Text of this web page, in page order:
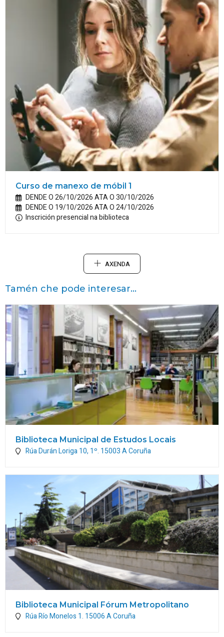
Curso de manexo de móbil 1
DENDE O 26/10/2026 ATA O 30/10/2026
DENDE O 19/10/2026 ATA O 24/10/2026
Inscrición presencial na biblioteca
AXENDA
Tamén che pode interesar...
Biblioteca Municipal de Estudos Locais
Rúa Durán Loriga 10, 1º. 15003A Coruña
Biblioteca Municipal Fórum Metropolitano
Rúa Río Monelos 1. 15006A Coruña